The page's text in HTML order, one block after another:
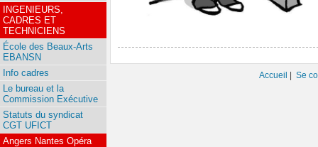
INGENIEURS,
CADRES ET
TECHNICIENS
École des Beaux-Arts
EBANSN
Info cadres
Le bureau et la
Commission Exécutive
Statuts du syndicat
CGT UFICT
Angers Nantes Opéra
Accueil |Se